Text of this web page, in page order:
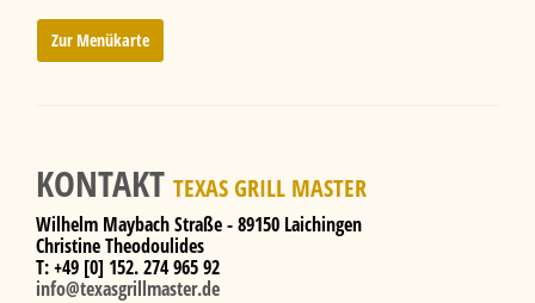
Zur Menükarte
KONTAKT TEXAS GRILL MASTER
Wilhelm Maybach Straße - 89150 Laichingen
Christine Theodoulides
T: +49 [0] 152. 274 965 92
info@texasgrillmaster.de